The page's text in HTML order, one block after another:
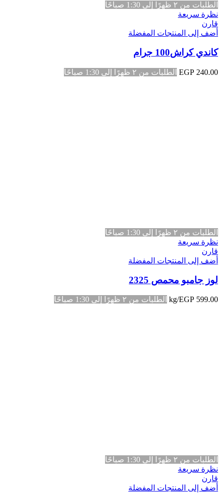
الطلبات من ٢ ظهرًا إلى 1:30 صباحًا
نظرة سريعة
قارن
أضف إلى المنتجات المفضلة
كاندي كراش100 جرام
EGP 240.00 الطلبات من ٢ ظهرًا إلى 1:30 صباحًا
الطلبات من ٢ ظهرًا إلى 1:30 صباحًا
نظرة سريعة
قارن
أضف إلى المنتجات المفضلة
لوز جامبو محمص 2325
EGP 599.00
/kg الطلبات من ٢ ظهرًا إلى 1:30 صباحًا
الطلبات من ٢ ظهرًا إلى 1:30 صباحًا
نظرة سريعة
قارن
أضف إلى المنتجات المفضلة